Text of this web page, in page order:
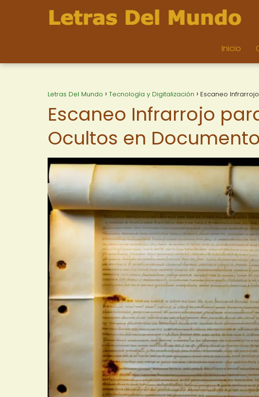
Inicio
Letras Del Mundo Tecnología y Digitalización Escaneo
Escaneo Infrarrojo
Ocultos en